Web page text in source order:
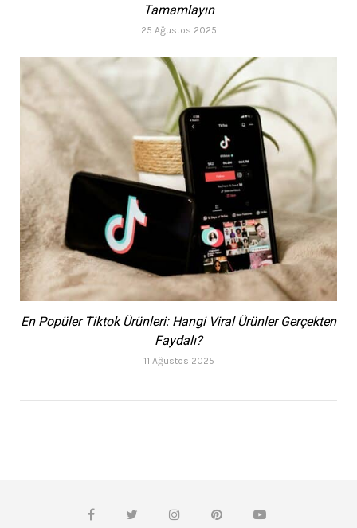
Tamamlayın
25 Ağustos 2025
En Popüler Tiktok Ürünleri: Hangi Viral Ürünler Gerçekten
Faydalı?
11 Ağustos 2025